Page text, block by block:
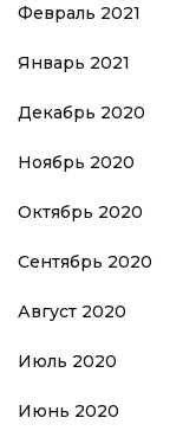
Февраль 2021
Январь 2021
Декабрь 2020
Ноябрь 2020
Октябрь 2020
Сентябрь 2020
Август 2020
Июль 2020
Июнь 2020